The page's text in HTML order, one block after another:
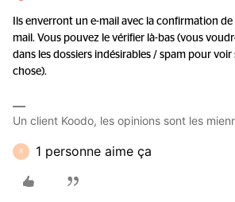
Ils enverront un e-mail avec la confirmation
mail. Vous pouvez le vérifier là-bas (vous
dans les dossiers indésirables / spam pour
chose).
Un client Koodo, les opinions sont les
R 1 personne aime ça